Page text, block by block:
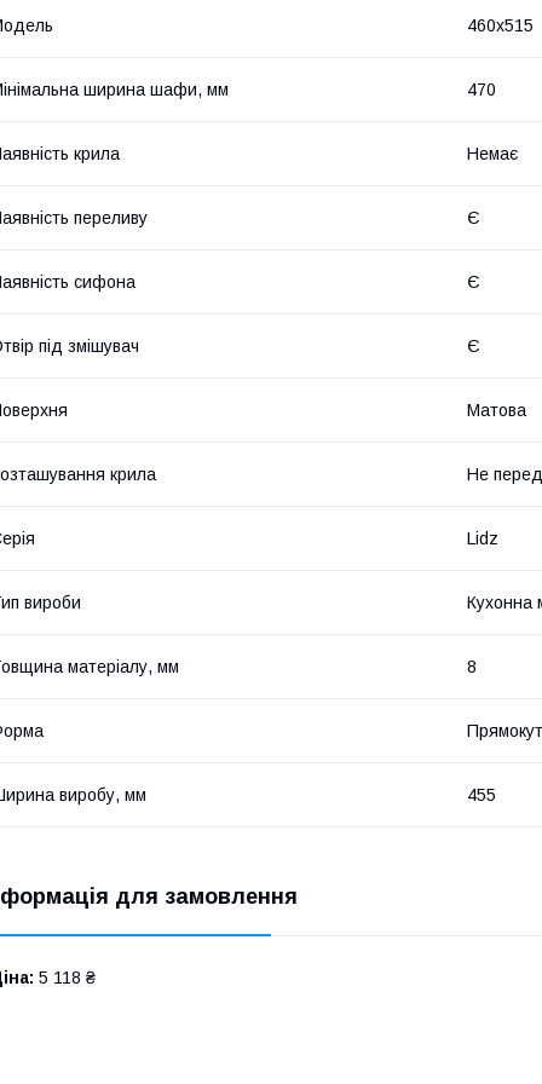
460x515
ширина шафи, мм 470
крила Немає
переливу Є
сифона Є
під змішувач Є
Матова
крила Не
Lidz
вироби Кухонна
матеріалу, мм 8
виробу, мм 455
для замовлення
5 118 ₴